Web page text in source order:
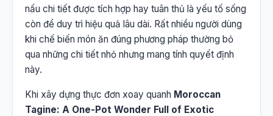
nấu chi tiết được tích hợp hay tuân thủ là yếu tố sống
còn để duy trì hiệu quả lâu dài. Rất nhiều người dùng
khi chế biến món ăn đúng phương pháp thường bỏ
qua những chi tiết nhỏ nhưng mang tính quyết định
này.
Khi xây dựng thực đơn xoay quanh Moroccan
Tagine: A One-Pot Wonder Full of Exotic